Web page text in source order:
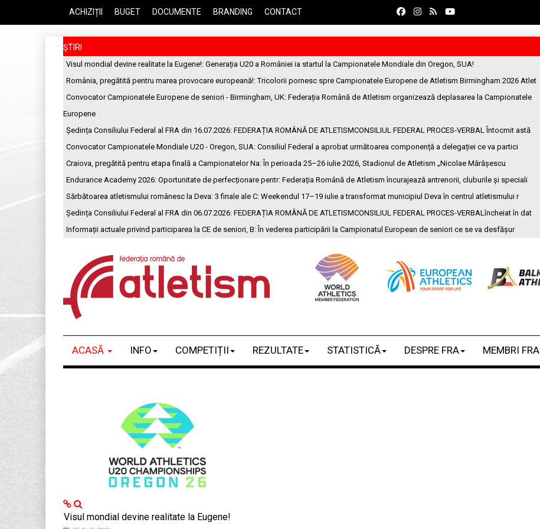
ACHIZIȚII BUGET DOCUMENTE BRANDING CONTACT
ȘTIRI
Visul mondial devine realitate la Eugene!: Generația U20 a României ia startul la Campionatele Mondiale din Oregon, SUA!
România, pregătită pentru marea provocare europeană!: Tricolorii pornesc spre Campionatele Europene de Atletism Birmingham 2026 Atlet
Convocator Campionatele Europene de seniori - Birmingham, UK: Federația Română de Atletism organizează deplasarea la Campionatele
Europene
Ședința Consiliului Federal al FRA din 16.07.2026: FEDERAȚIA ROMÂNĂ DE ATLETISMCONSILIUL FEDERAL PROCES-VERBAL Întocmit astă
Convocator Campionatele Mondiale U20 - Oregon, SUA: Consiliul Federal a aprobat următoarea componență a delegației ce va partici
Craiova, pregătită pentru etapa finală a Campionatelor Na: În perioada 25–26 iulie 2026, Stadionul de Atletism „Nicolae Mărășescu
Endurance Academy 2026: Oportunitate de perfecționare pentr: Federația Română de Atletism încurajează antrenorii, cluburile și speciali
Sărbătoarea atletismului românesc la Deva: 3 finale ale C: Weekendul 17–19 iulie a transformat municipiul Deva în centrul atletismului r
Ședința Consiliului Federal al FRA din 06.07.2026: FEDERAȚIA ROMÂNĂ DE ATLETISMCONSILIUL FEDERAL PROCES-VERBALîncheiat în dat
Informații actuale privind participarea la CE de seniori, B: În vederea participării la Campionatul European de seniori ce se va desfășur
ACASĂ INFO COMPETIȚII REZULTATE STATISTICĂ DESPRE FRA MEMBRI FRA
Visul mondial devine realitate la Eugene!